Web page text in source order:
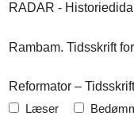
RADAR -
Rambam. Tidsskrift
Reformator –
Læser